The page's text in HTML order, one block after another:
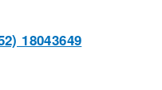
18043649